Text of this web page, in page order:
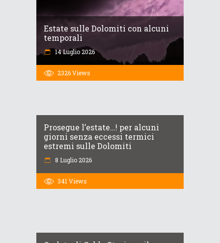
Estate sulle Dolomiti con alcuni
temporali
14 Luglio 2026
2326Views
Prosegue l’estate…! per alcuni
giorni senza eccessi termici
estremi sulle Dolomiti
8 Luglio 2026
341 Views